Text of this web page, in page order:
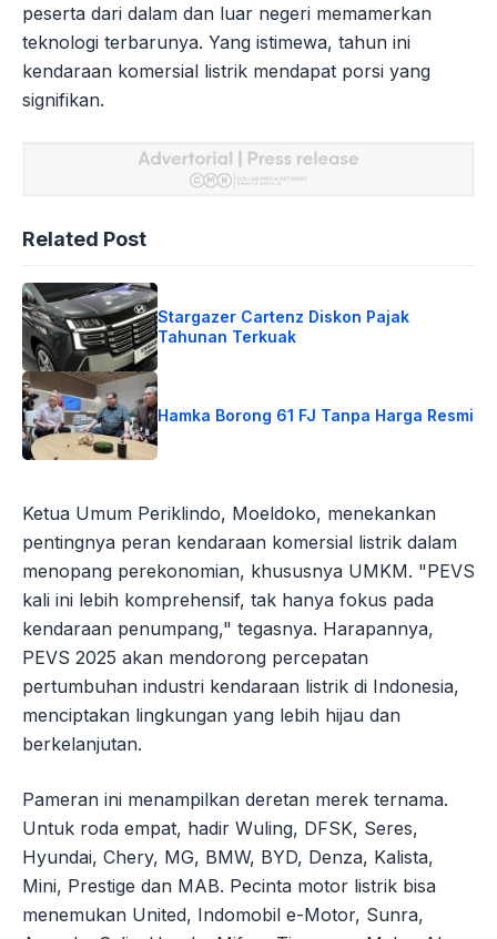
peserta dari dalam dan luar negeri memamerkan
teknologi terbarunya. Yang istimewa, tahun ini
kendaraan komersial listrik mendapat porsi yang
signifikan.
Related Post
Stargazer Cartenz Diskon Pajak
Tahunan Terkuak
Hamka Borong 61 FJ Tanpa Harga Resmi
Ketua Umum Periklindo, Moeldoko, menekankan
pentingnya peran kendaraan komersial listrik dalam
menopang perekonomian, khususnya UMKM. "PEVS
kali ini lebih komprehensif, tak hanya fokus pada
kendaraan penumpang," tegasnya. Harapannya,
PEVS 2025 akan mendorong percepatan
pertumbuhan industri kendaraan listrik di Indonesia,
menciptakan lingkungan yang lebih hijau dan
berkelanjutan.
Pameran ini menampilkan deretan merek ternama.
Untuk roda empat, hadir Wuling, DFSK, Seres,
Hyundai, Chery, MG, BMW, BYD, Denza, Kalista,
Mini, Prestige dan MAB. Pecinta motor listrik bisa
menemukan United, Indomobil e-Motor, Sunra,